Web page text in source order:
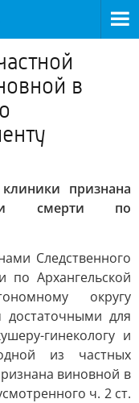
в
признана
смерти по
Следственного
по Архангельской
округу
достаточными для
гинекологу и
из частных
виновной в
ч. 2 ст.